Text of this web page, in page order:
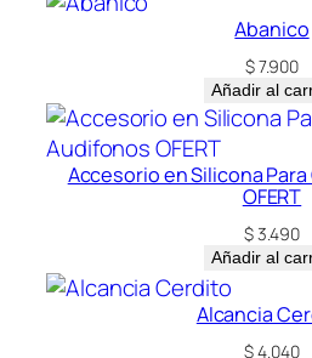
Abanico
$7.900
Añadir al
Accesorio en Silicona
OFERT
$3.490
Añadir al
Alcancia
$4.040